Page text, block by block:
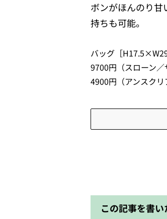
ボンがほんのり
持ちも可能。
バッグ［
9700円（スローン
4900円（アンスク
この記事を書い